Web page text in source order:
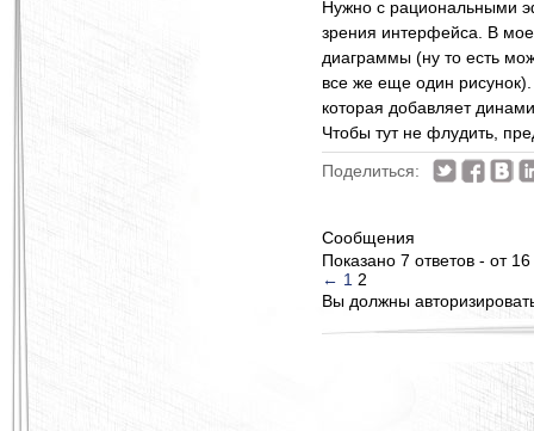
Нужно с рациональными
зрения интерфейса. В
диаграммы (ну то есть
все же еще один
которая добавляет
Чтобы тут не флудить,
Поделиться:
Сообщения
Показано 7 ответов - от
← 1 2
Вы должны